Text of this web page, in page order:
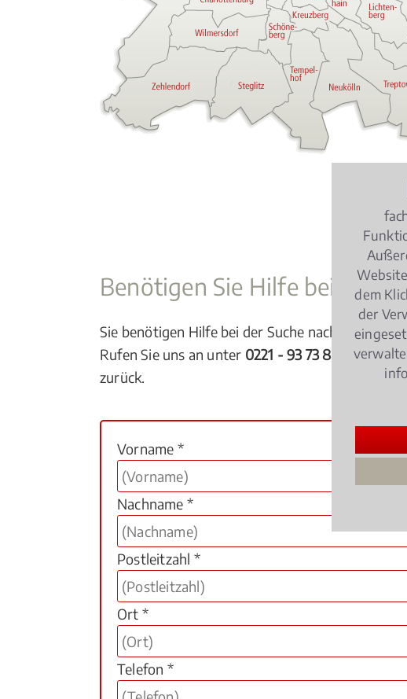
Benötigen Sie Hilfe bei Ihrer
Sie benötigen Hilfe bei der Suche nach dem
Rufen Sie uns an unter 0221 - 93 73 88 05oder
zurück.
Vorname *
Nachname *
Postleitzahl *
Ort *
Telefon *
dem
der